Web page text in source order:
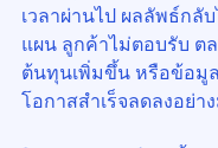
เวลาผ่านไป ผลลัพธ์กลั
แผน ลูกค้าไม่ตอบรับ ต
ต้นทุนเพิ่มขึ้น หรือข้อมู
โอกาสสำเร็จลดลงอย่า